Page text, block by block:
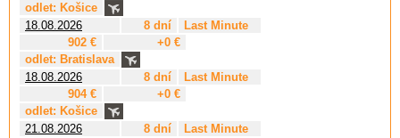
odlet: Košice
18.08.2026
8 dní
Last Minute
902 €
+0 €
odlet: Bratislava
18.08.2026
8 dní
Last Minute
904 €
+0 €
odlet: Košice
21.08.2026
8 dní
Last Minute